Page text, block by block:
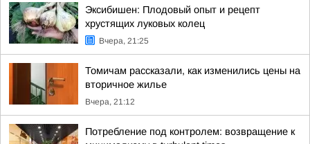
Эксибишен: Плодовый опыт и рецепт
хрустящих луковых колец
Вчера, 21:25
Томичам рассказали, как изменились цены на
вторичное жилье
Вчера, 21:12
Потребление под контролем: возвращение к